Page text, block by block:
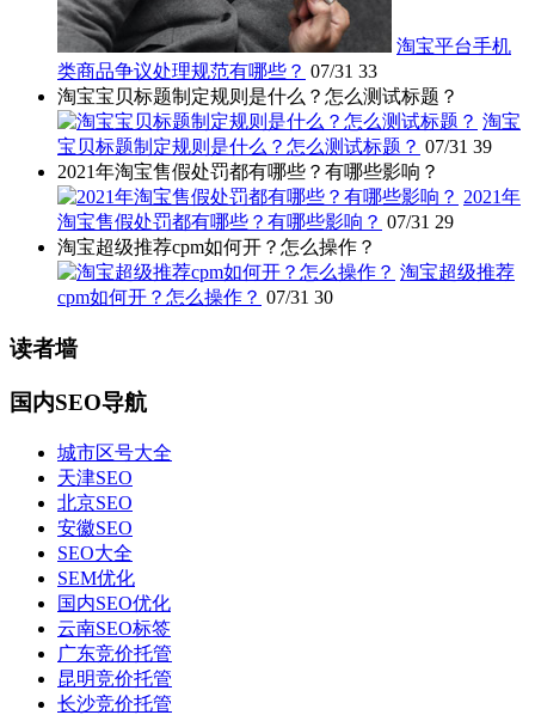
淘宝平台手机
类商品争议处理规范有哪些？ 07/31 33
淘宝宝贝标题制定规则是什么？怎么测试标题？
淘宝
宝贝标题制定规则是什么？怎么测试标题？ 07/31 39
2021年淘宝售假处罚都有哪些？有哪些影响？
2021年
淘宝售假处罚都有哪些？有哪些影响？ 07/31 29
淘宝超级推荐cpm如何开？怎么操作？
淘宝超级推荐
cpm如何开？怎么操作？ 07/31 30
读者墙
国内SEO导航
城市区号大全
天津SEO
北京SEO
安徽SEO
SEO大全
SEM优化
国内SEO优化
云南SEO标签
广东竞价托管
昆明竞价托管
长沙竞价托管